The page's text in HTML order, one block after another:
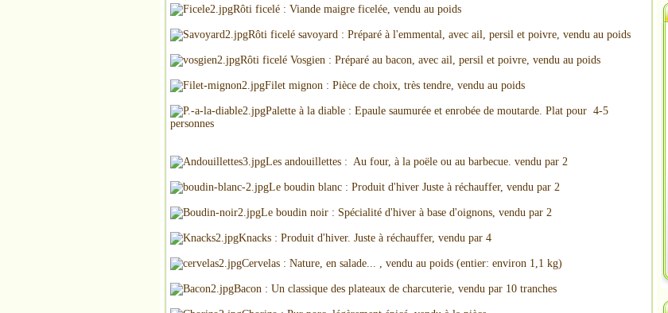
Rôti ficelé : Viande maigre ficelée, vendu au poids
Rôti ficelé savoyard : Préparé à l'emmental, avec ail, persil et poivre, vendu au poids
Rôti ficelé Vosgien : Préparé au bacon, avec ail, persil et poivre, vendu au poids
Filet mignon : Pièce de choix, très tendre, vendu au poids
Palette à la diable : Epaule saumurée et enrobée de moutarde. Plat pour 4-5
personnes
Les andouillettes : Au four, à la poële ou au barbecue. vendu par 2
Le boudin blanc : Produit d'hiver Juste à réchauffer, vendu par 2
Le boudin noir : Spécialité d'hiver à base d'oignons, vendu par 2
Knacks : Produit d'hiver. Juste à réchauffer, vendu par 4
Cervelas : Nature, en salade... , vendu au poids (entier: environ 1,1 kg)
Bacon : Un classique des plateaux de charcuterie, vendu par 10 tranches